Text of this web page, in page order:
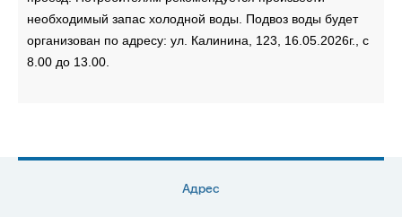
необходимый запас холодной воды. Подвоз воды будет
организован по адресу: ул. Калинина, 123, 16.05.2026г., с
8.00 до 13.00.
Адрес